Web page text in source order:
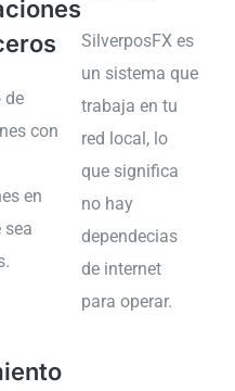
de
con
en
sea
SilverposFX es
un sistema que
trabaja en tu
red local, lo
que significa
no hay
dependecias
de internet
para operar.